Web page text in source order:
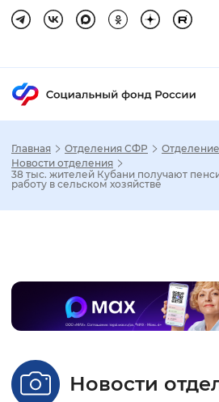
Интервал
Главная Отделения СФР
Новости отделения
38 тыс. жителей Кубани получают
работу в сельском хозяйстве
Новости